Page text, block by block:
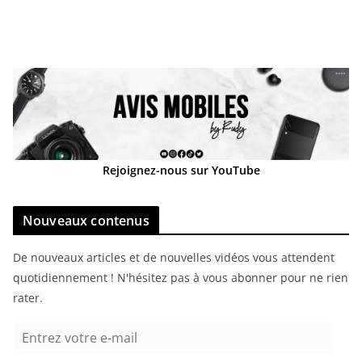
Rejoignez-nous sur YouTube
Nouveaux contenus
De nouveaux articles et de nouvelles vidéos vous attendent
quotidiennement ! N'hésitez pas à vous abonner pour ne rien
rater.